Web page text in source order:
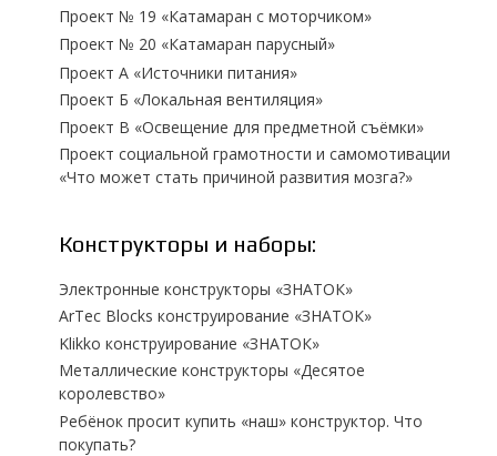
Проект № 19 «Катамаран с моторчиком»
Проект № 20 «Катамаран парусный»
Проект А «Источники питания»
Проект Б «Локальная вентиляция»
Проект В «Освещение для предметной съёмки»
Проект социальной грамотности и самомотивации
«Что может стать причиной развития мозга?»
Конструкторы и наборы:
Электронные конструкторы «ЗНАТОК»
ArTec Blocks конструирование «ЗНАТОК»
Klikko конструирование «ЗНАТОК»
Металлические конструкторы «Десятое
королевство»
Ребёнок просит купить «наш» конструктор. Что
покупать?